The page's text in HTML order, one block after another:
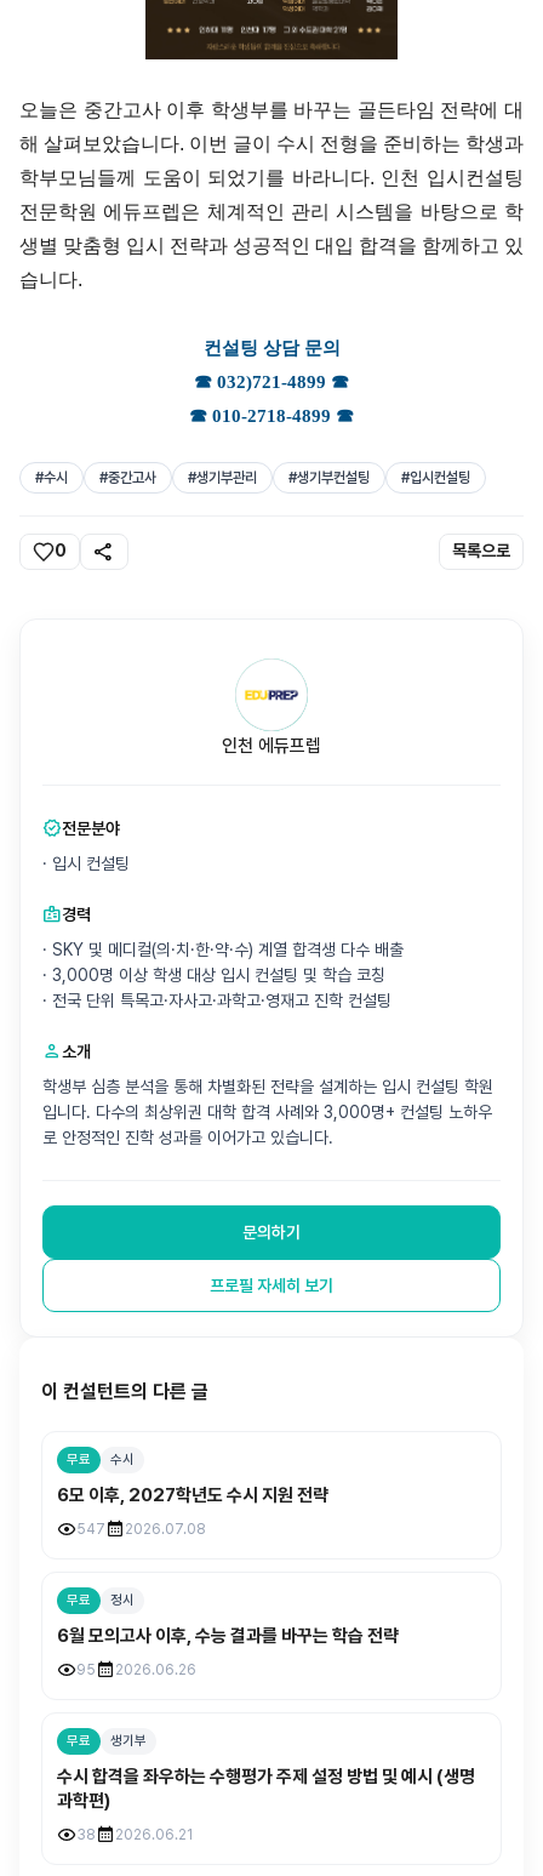
오늘은 중간고사 이후 학생부를 바꾸는 골든타임 전략에 대
해 살펴보았습니다. 이번 글이 수시 전형을 준비하는 학생과
학부모님들께 도움이 되었기를 바라니다. 인천 입시컨설팅
전문학원 에듀프렙은 체계적인 관리 시스템을 바탕으로 학
생별 맞춤형 입시 전략과 성공적인 대입 합격을 함께하고 있
습니다.
컨설팅 상담 문의
☎ 032)721-4899 ☎
☎ 010-2718-4899 ☎
#수시 #중간고사 #생기부관리 #생기부컨설팅 #입시컨설팅
0 share 목록으로
인천 에듀프렙
verified전문분야
· 입시 컨설팅
badge경력
· SKY 및 메디컬(의·치·한·약·수) 계열 합격생 다수 배출
· 3,000명 이상 학생 대상 입시 컨설팅 및 학습 코칭
· 전국 단위 특목고·자사고·과학고·영재고 진학 컨설팅
person 소개
학생부 심층 분석을 통해 차별화된 전략을 설계하는 입시 컨설팅 학원
입니다. 다수의 최상위권 대학 합격 사례와 3,000명+ 컨설팅 노하우
로 안정적인 진학 성과를 이어가고 있습니다.
문의하기
프로필 자세히 보기
이 컨설턴트의 다른 글
무료 수시
6모 이후, 2027학년도 수시 지원 전략
547 2026.07.08
무료 정시
6월 모의고사 이후, 수능 결과를 바꾸는 학습 전략
95 2026.06.26
무료 생기부
수시 합격을 좌우하는 수행평가 주제 설정 방법 및 예시 (생명
과학편)
38 2026.06.21